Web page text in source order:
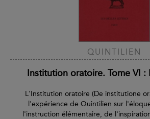
QUINTILIEN
Institution oratoire. Tome VI :
L'Institution oratoire (De institutione
l'expérience de Quintilien sur
l'instruction élémentaire, de